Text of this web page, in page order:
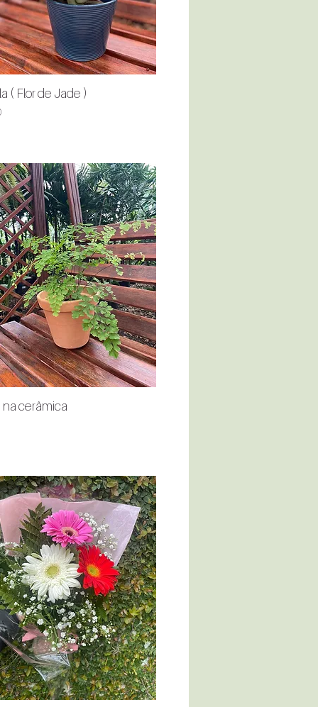
Quick View
( Flor de Jade )
Quick View
cerâmica